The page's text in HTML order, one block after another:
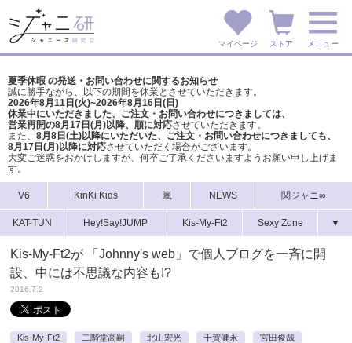
マイページ ストア メニュー
夏季休暇 の発送・お問い合わせに関するお知らせ
誠に勝手ながら、以下の期間を休業とさせていただきます。
2026年8月11日(火)~2026年8月16日(日)
休業中にいただきました、ご注文・お問い合わせにつきましては、
営業再開の8月17日(月)以降、順に対応させていただきます。
また、 8月8日(土)以降にいただいた、ご注文・ お問い合わせにつきましても、
8月17日(月)以降に対応させていただく場合がございます。
大変ご迷惑をおかけしますが、 何卒ご了承くださいますようお願い申し上げま
す。
V6 KinKi Kids 嵐 NEWS 関ジャニ∞
KAT-TUN Hey!Say!JUMP Kis-My-Ft2 Sexy Zone ▼
Kis-My-Ft2が 「Johnny's web」で個人ブログを一斉に開
設、中には不思議な内容も!?
2016.7.2
Kis-My-Ft2 二階堂高嗣 北山宏光 千賀健永
宮田俊哉